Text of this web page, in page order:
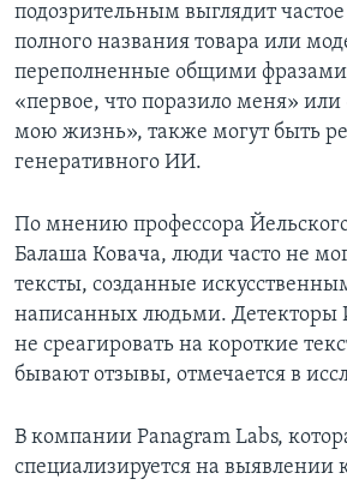
подозрительным выглядит
полного названия товара или
переполненные общими
«первое, что поразило меня»
мою жизнь», также могут быть
генеративного ИИ.
По мнению профессора
Балаша Ковача, люди часто не
тексты, созданные
написанных людьми. Детекторы
не среагировать на короткие
бывают отзывы, отмечается в
В компании Panagram Labs,
специализируется на выявлении